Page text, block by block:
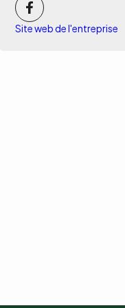
Site web de l'entreprise